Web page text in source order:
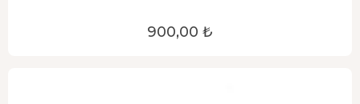
900,00 ₺